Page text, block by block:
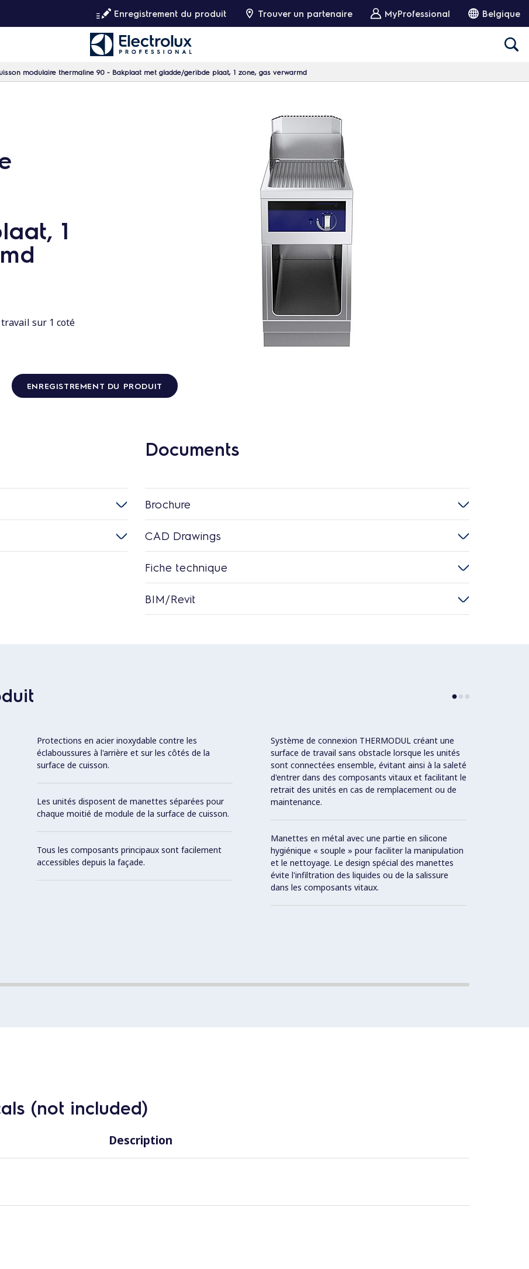
Enregistrement du produit Trouver un partenaire MyProfessional Belgique
modulaire thermaline 90 - Bakplaat met gladde/geribde plaat, 1 zone, gas verwarmd
1
sur 1 coté
ENREGISTREMENT DU PRODUIT
Documents
Brochure
CAD Drawings
Fiche technique
BIM/Revit
Protections en acier inoxydable contre les
éclaboussures à l'arrière et sur les côtés de la
surface de cuisson.
Les unités disposent de manettes séparées pour
chaque moitié de module de la surface de cuisson.
Tous les composants principaux sont facilement
accessibles depuis la façade.
Système de connexion THERMODUL créant une
surface de travail sans obstacle lorsque les unités
sont connectées ensemble, évitant ainsi à la saleté
d'entrer dans des composants vitaux et facilitant le
retrait des unités en cas de remplacement ou de
maintenance.
Manettes en métal avec une partie en silicone
hygiénique « souple » pour faciliter la manipulation
et le nettoyage. Le design spécial des manettes
évite l'infiltration des liquides ou de la salissure
dans les composants vitaux.
(not included)
Description